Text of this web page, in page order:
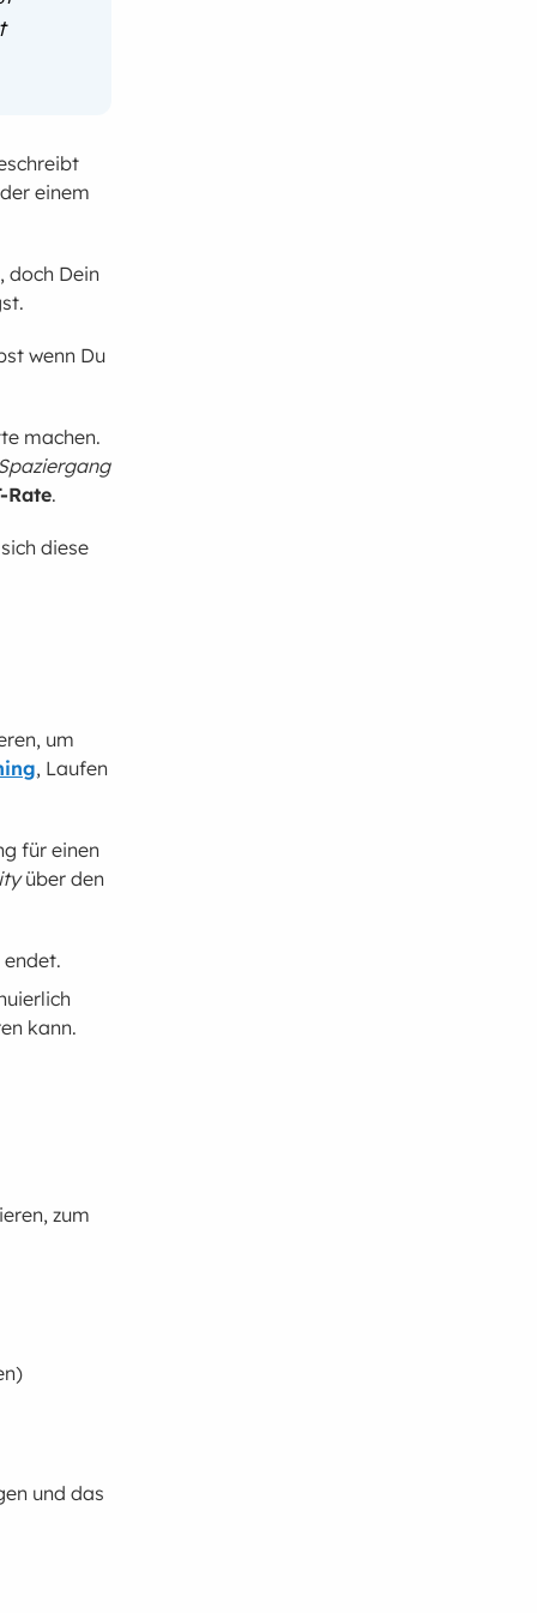
einem
, doch Dein
wenn Du
machen.
Rate.
diese
um
, Laufen
für einen
über den
kann.
zum
und das